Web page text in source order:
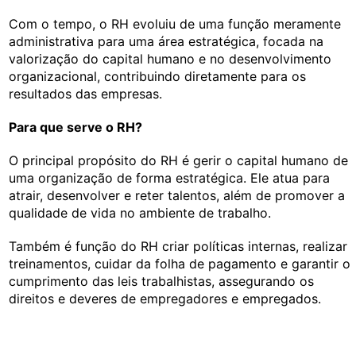
Com o tempo, o RH evoluiu de uma função meramente
administrativa para uma área estratégica, focada na
valorização do capital humano e no desenvolvimento
organizacional, contribuindo diretamente para os
resultados das empresas.
Para que serve o RH?
O principal propósito do RH é gerir o capital humano de
uma organização de forma estratégica. Ele atua para
atrair, desenvolver e reter talentos, além de promover a
qualidade de vida no ambiente de trabalho.
Também é função do RH criar políticas internas, realizar
treinamentos, cuidar da folha de pagamento e garantir o
cumprimento das leis trabalhistas, assegurando os
direitos e deveres de empregadores e empregados.